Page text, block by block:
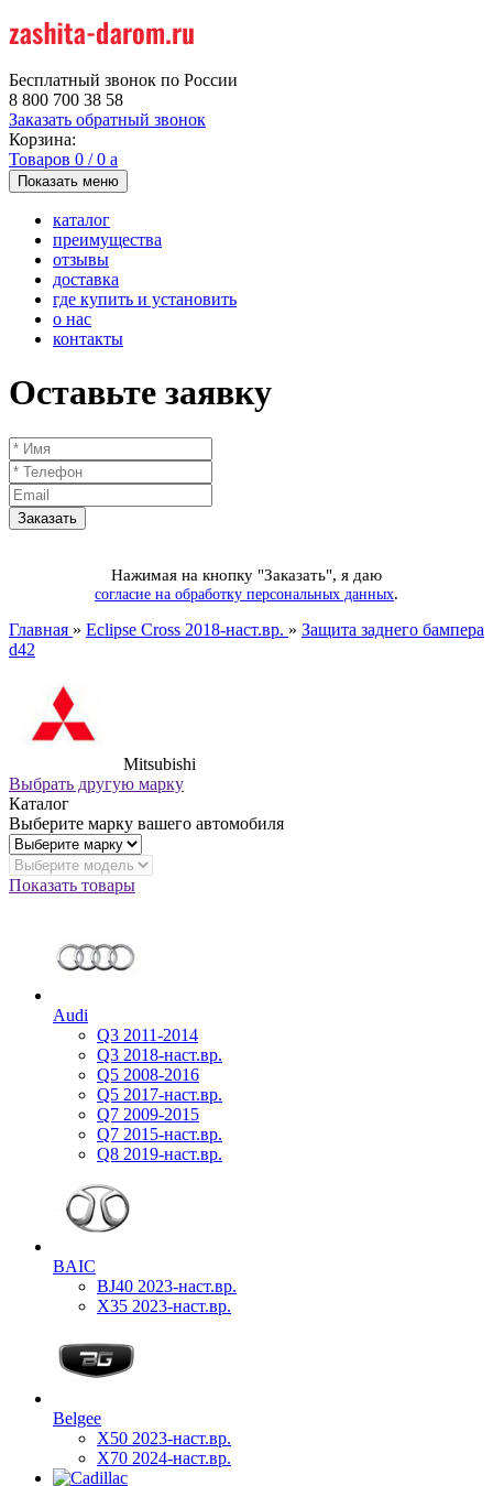
Бесплатный звонок по России
8 800 700 38 58
Заказать обратный звонок
Корзина:
Товаров 0 /0 a
Показать меню
каталог
преимущества
отзывы
доставка
где купить и установить
о нас
контакты
Оставьте заявку
Нажимая на кнопку "Заказать", я даю
согласие на обработку персональных данных.
Главная » Eclipse Cross 2018-наст.вр. » Защита заднего бампера
d42
Mitsubishi
Выбрать другую марку
Каталог
Выберите марку вашего автомобиля
Показать товары
Audi
Q3 2011-2014
Q3 2018-наст.вр.
Q5 2008-2016
Q5 2017-наст.вр.
Q7 2009-2015
Q7 2015-наст.вр.
Q8 2019-наст.вр.
BAIC
BJ40 2023-наст.вр.
X35 2023-наст.вр.
Belgee
X50 2023-наст.вр.
X70 2024-наст.вр.